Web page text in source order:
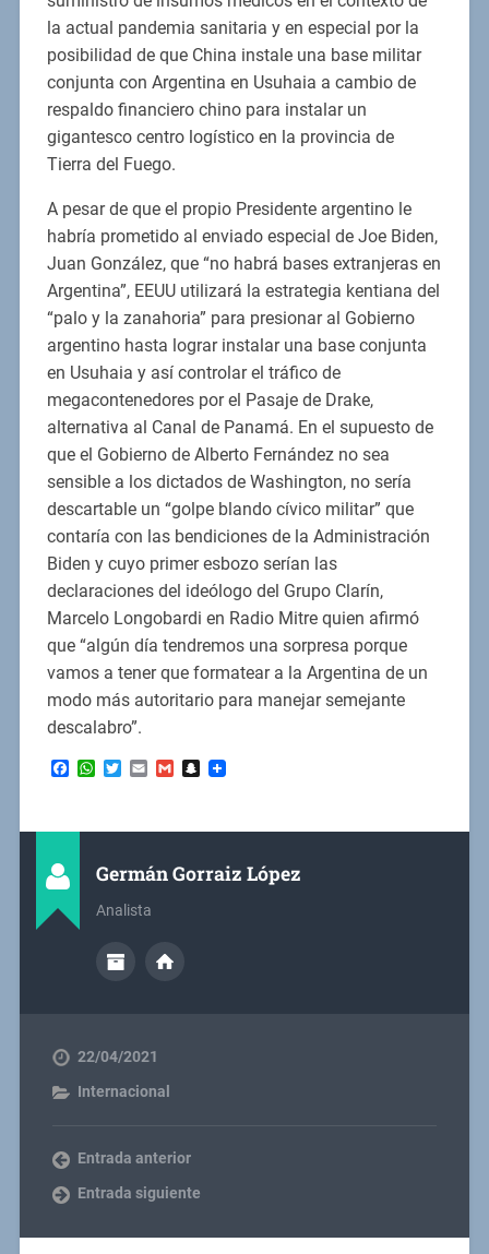
la actual pandemia sanitaria y en especial por la
posibilidad de que China instale una base militar
conjunta con Argentina en Usuhaia a cambio de
respaldo financiero chino para instalar un
gigantesco centro logístico en la provincia de
Tierra del Fuego.
A pesar de que el propio Presidente argentino le
habría prometido al enviado especial de Joe Biden,
Juan González, que “no habrá bases extranjeras en
Argentina”, EEUU utilizará la estrategia kentiana del
“palo y la zanahoria” para presionar al Gobierno
argentino hasta lograr instalar una base conjunta
en Usuhaia y así controlar el tráfico de
megacontenedores por el Pasaje de Drake,
alternativa al Canal de Panamá. En el supuesto de
que el Gobierno de Alberto Fernández no sea
sensible a los dictados de Washington, no sería
descartable un “golpe blando cívico militar” que
contaría con las bendiciones de la Administración
Biden y cuyo primer esbozo serían las
declaraciones del ideólogo del Grupo Clarín,
Marcelo Longobardi en Radio Mitre quien afirmó
que “algún día tendremos una sorpresa porque
vamos a tener que formatear a la Argentina de un
modo más autoritario para manejar semejante
descalabro”.
Facebook
WhatsApp
Twitter
EmailGmailSnapchat
Germán Gorraiz López
Analista
22/04/2021
Internacional
Entrada anterior
Entrada siguiente